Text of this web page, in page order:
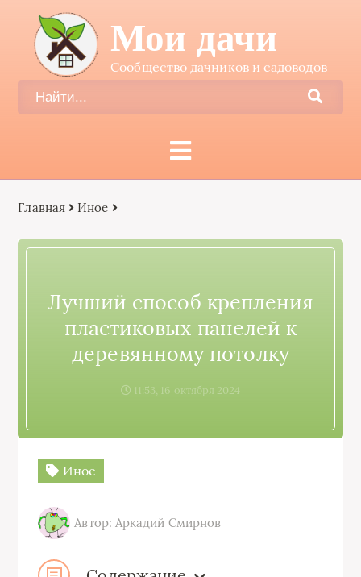
Мои дачи
Сообщество дачников и садоводов
Главная Иное
Лучший способ крепления
пластиковых панелей к
деревянному потолку
11:53, 16 октября 2024
Иное
Автор: Аркадий Смирнов